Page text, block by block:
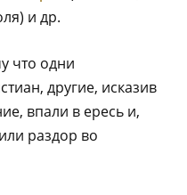
и др.
что одни
другие, исказив
впали в ересь и,
раздор во